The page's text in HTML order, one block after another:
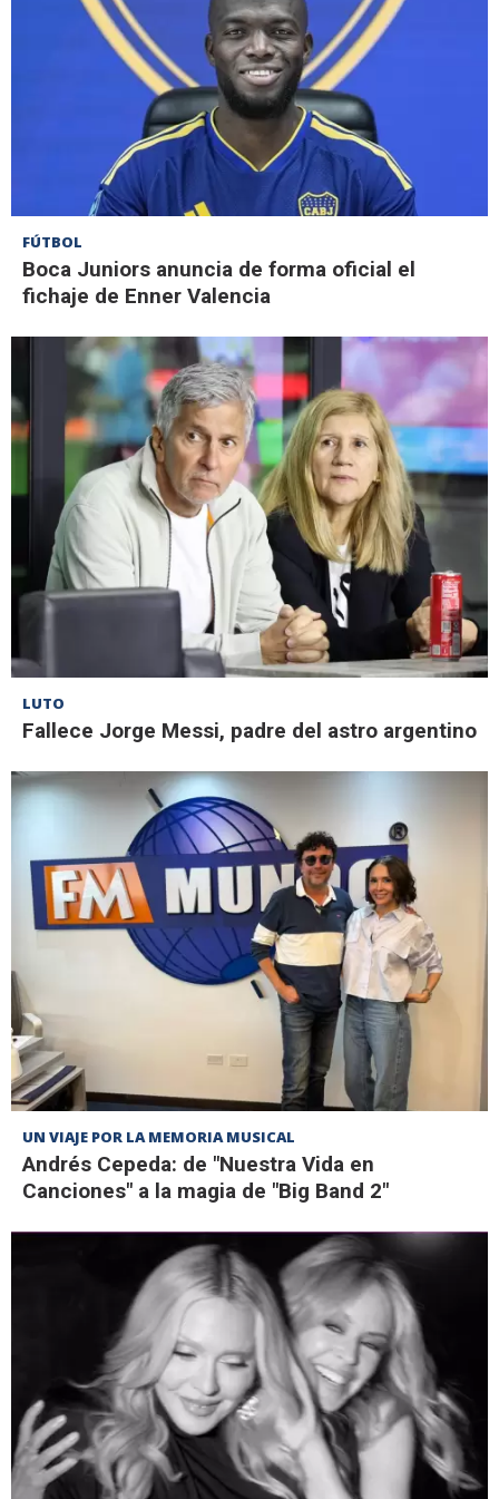
FÚTBOL
Boca Juniors anuncia de forma oficial el
fichaje de Enner Valencia
LUTO
Fallece Jorge Messi, padre del astro argentino
UN VIAJE POR LA MEMORIA MUSICAL
Andrés Cepeda: de "Nuestra Vida en
Canciones" a la magia de "Big Band 2"